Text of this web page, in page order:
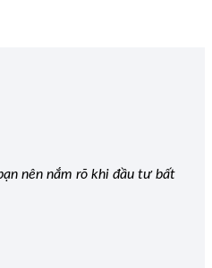
nên nắm rõ khi đầu tư bất